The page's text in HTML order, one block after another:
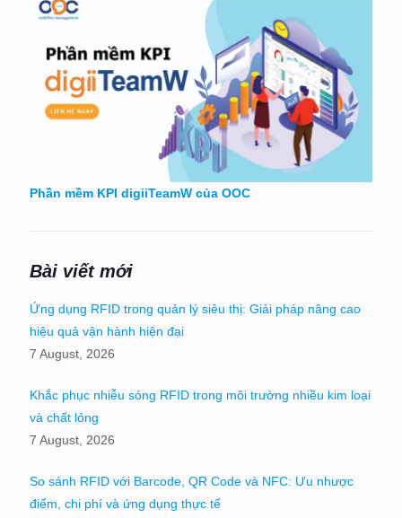
Phần mềm KPI digiiTeamW của OOC
Bài viết mới
Ứng dụng RFID trong quản lý siêu thị: Giải pháp nâng cao
hiệu quả vận hành hiện đại
7 August, 2026
Khắc phục nhiễu sóng RFID trong môi trường nhiều kim loại
và chất lỏng
7 August, 2026
So sánh RFID với Barcode, QR Code và NFC: Ưu nhược
điểm, chi phí và ứng dụng thực tế